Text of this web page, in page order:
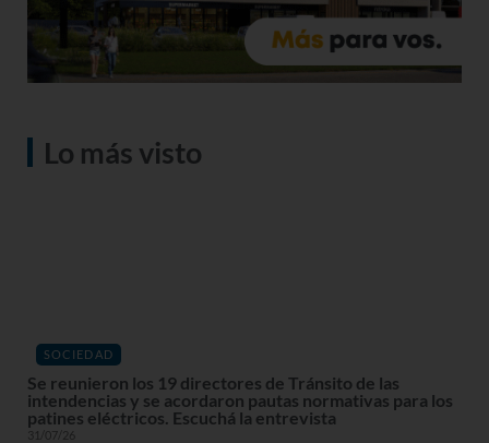
Lo más visto
SOCIEDAD
Se reunieron los 19 directores de Tránsito de las
intendencias y se acordaron pautas normativas para los
patines eléctricos. Escuchá la entrevista
31/07/26